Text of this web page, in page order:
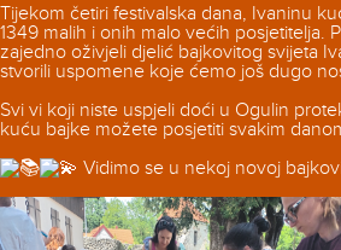
Tijekom četiri festivalska dana, Ivaninu
1349 malih i onih malo većih posjetitelja.
zajedno oživjeli djelić bajkovitog svijeta
stvorili uspomene koje ćemo još dugo
Svi vi koji niste uspjeli doći u Ogulin
kuću bajke možete posjetiti svakim
Vidimo se u nekoj novoj